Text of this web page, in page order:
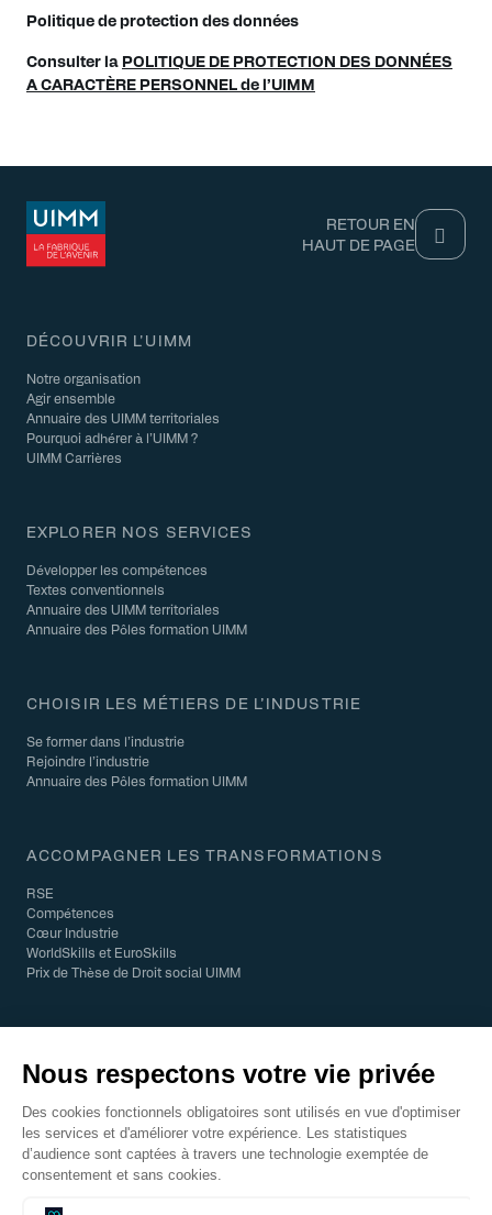
Politique de protection des données
Consulter la POLITIQUE DE PROTECTION DES DONNÉES
A CARACTÈRE PERSONNEL de l’UIMM
DÉCOUVRIR L'UIMM
Notre organisation
Agir ensemble
Annuaire des UIMM territoriales
Pourquoi adhérer à l’UIMM ?
UIMM Carrières
EXPLORER NOS SERVICES
Développer les compétences
Textes conventionnels
Annuaire des UIMM territoriales
Annuaire des Pôles formation UIMM
CHOISIR LES MÉTIERS DE L’INDUSTRIE
Se former dans l’industrie
Rejoindre l’industrie
Annuaire des Pôles formation UIMM
ACCOMPAGNER LES TRANSFORMATIONS
RSE
Compétences
Cœur Industrie
WorldSkills et EuroSkills
Prix de Thèse de Droit social UIMM
RETOUR EN
HAUT DE PAGE
Mentions légales
Enquête CDICO
CODIFOR